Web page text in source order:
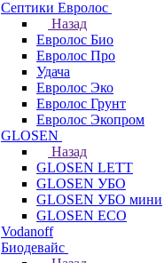
Септики Евролос
Назад
Евролос Био
Евролос Про
Удача
Евролос Эко
Евролос Грунт
Евролос Экопром
GLOSEN
Назад
GLOSEN LETT
GLOSEN УБО
GLOSEN УБО мини
GLOSEN ECO
Vodanoff
Биодевайс